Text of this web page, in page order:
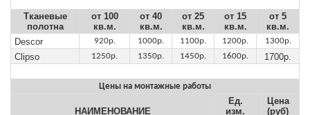
Тканевые
полотна
от 100
кв.м.
от 40
кв.м.
от 25
кв.м.
от 15
кв.м.
от 5
кв.м.
Descor
920р. 1000р. 1100р. 1200р. 1300р.
Clipso 1250р. 1350р. 1450р. 1600р. 1700р.
Цены на монтажные работы
НАИМЕНОВАНИЕ
Ед.
изм.
Цена
(руб)